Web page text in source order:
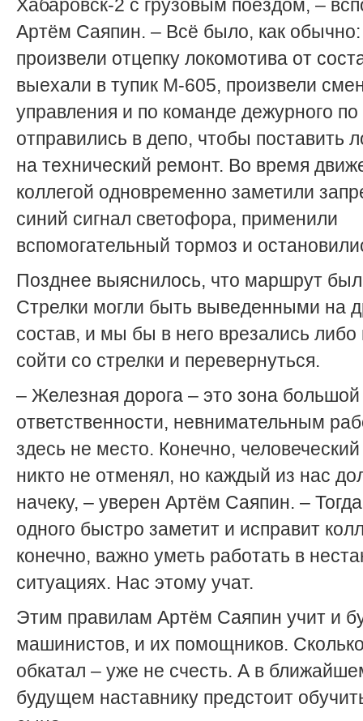
Хабаровск-2 с грузовым поездом, –
Артём Саяпин. – Всё было, как обычно:
произвели отцепку локомотива от
выехали в тупик М-605, произвели
управления и по команде дежурного по
отправились в депо, чтобы поставить
на технический ремонт. Во время
коллегой одновременно заметили
синий сигнал светофора, применили
вспомогательный тормоз и
Позднее выяснилось, что маршрут был
Стрелки могли быть выведенными на
состав, и мы бы в него врезались либо
сойти со стрелки и перевернуться.
– Железная дорога – это зона большой
ответственности, невнимательным
здесь не место. Конечно,
никто не отменял, но каждый из нас
начеку, – уверен Артём Саяпин. –
одного быстро заметит и исправит
конечно, важно уметь работать в
ситуациях. Нас этому учат.
Этим правилам Артём Саяпин учит и
машинистов, и их помощников.
обкатал – уже не счесть. А в
будущем наставнику предстоит